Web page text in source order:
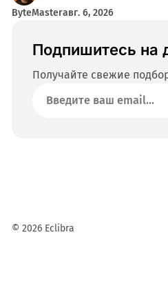
ByteMasterавг. 6, 2026
Подпишитесь на
Получайте свежие
© 2026 Eclibra